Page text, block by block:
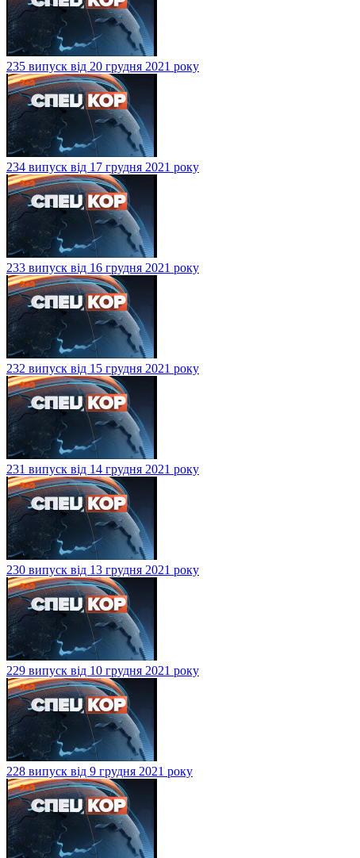
235 випуск від 20 грудня 2021 року
234 випуск від 17 грудня 2021 року
233 випуск від 16 грудня 2021 року
232 випуск від 15 грудня 2021 року
231 випуск від 14 грудня 2021 року
230 випуск від 13 грудня 2021 року
229 випуск від 10 грудня 2021 року
228 випуск від 9 грудня 2021 року